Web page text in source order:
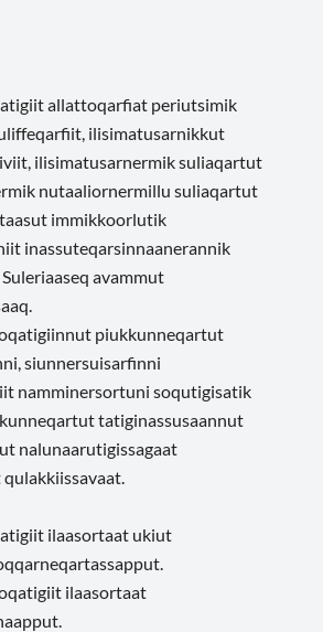
allattoqarfiat periutsimik
ilisimatusarnikkut
ilisimatusarnermik suliaqartut
nutaaliornermillu suliaqartut
immikkoorlutik
inassuteqarsinnaanerannik
avammut
piukkunneqartut
siunnersuisarfinni
namminersortuni soqutigisatik
tatiginassusaannut
nalunaarutigissagaat
ilaasortaat ukiut
ilaasortaat